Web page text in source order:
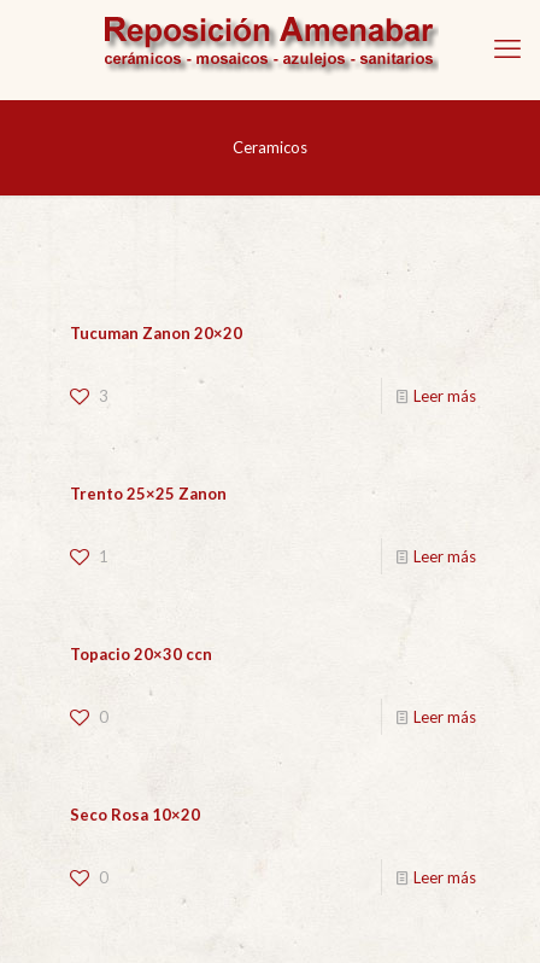
Ceramicos
Tucuman Zanon 20×20
3 Leer más
Trento 25×25 Zanon
1 Leer más
Topacio 20×30 ccn
0 Leer más
Seco Rosa 10×20
0 Leer más